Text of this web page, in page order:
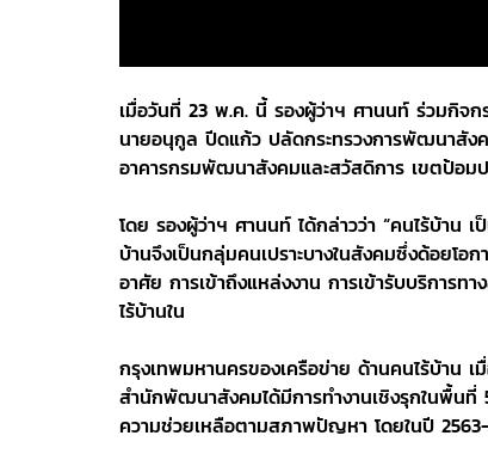
เมื่อวันที่ 23 พ.ค. นี้ รองผู้ว่าฯ ศานนท์ ร่วมกิจก
นายอนุกูล ปีดแก้ว ปลัดกระทรวงการพัฒนาสัง
อาคารกรมพัฒนาสังคมและสวัสดิการ เขตป้อม
โดย รองผู้ว่าฯ ศานนท์ ได้กล่าวว่า “คนไร้บ้าน
บ้านจึงเป็นกลุ่มคนเปราะบางในสังคมซึ่งด้อยโอ
อาศัย การเข้าถึงแหล่งงาน การเข้ารับบริการ
ไร้บ้านใน
กรุงเทพมหานครของเครือข่าย ด้านคนไร้บ้าน
สำนักพัฒนาสังคมได้มีการทำงานเชิงรุกในพื้นที่
ความช่วยเหลือตามสภาพปัญหา โดยในปี